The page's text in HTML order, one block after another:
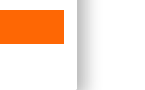
in 2018,
and